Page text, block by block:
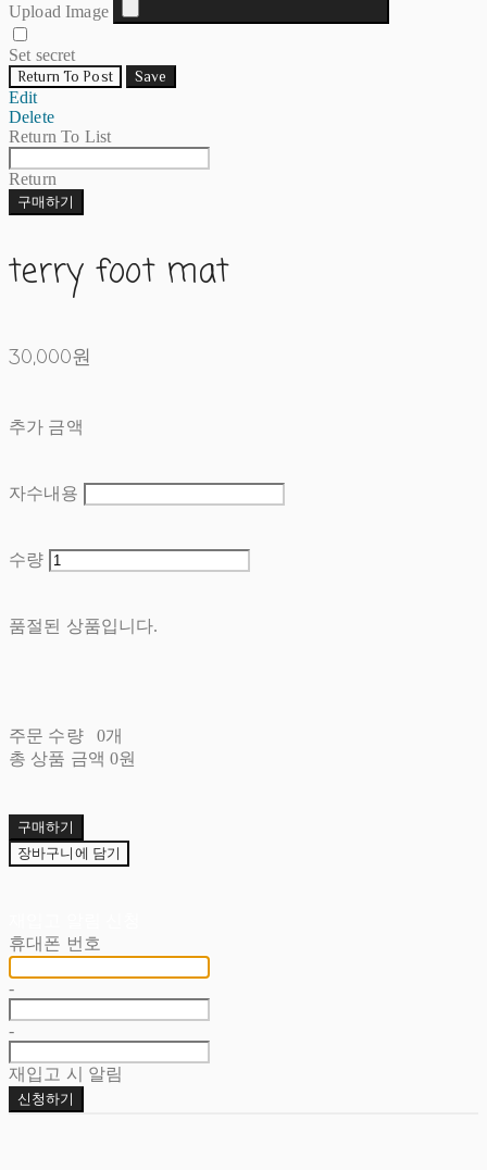
Upload Image
Set secret
Return To Post Save
Edit
Delete
Return To List
Return
구매하기
terry foot mat
30,000원
추가 금액
자수내용
수량
품절된 상품입니다.
주문 수량
0개
총 상품 금액 0원
구매하기
장바구니에 담기
휴대폰 번호
-
-
재입고 시 알림
신청하기